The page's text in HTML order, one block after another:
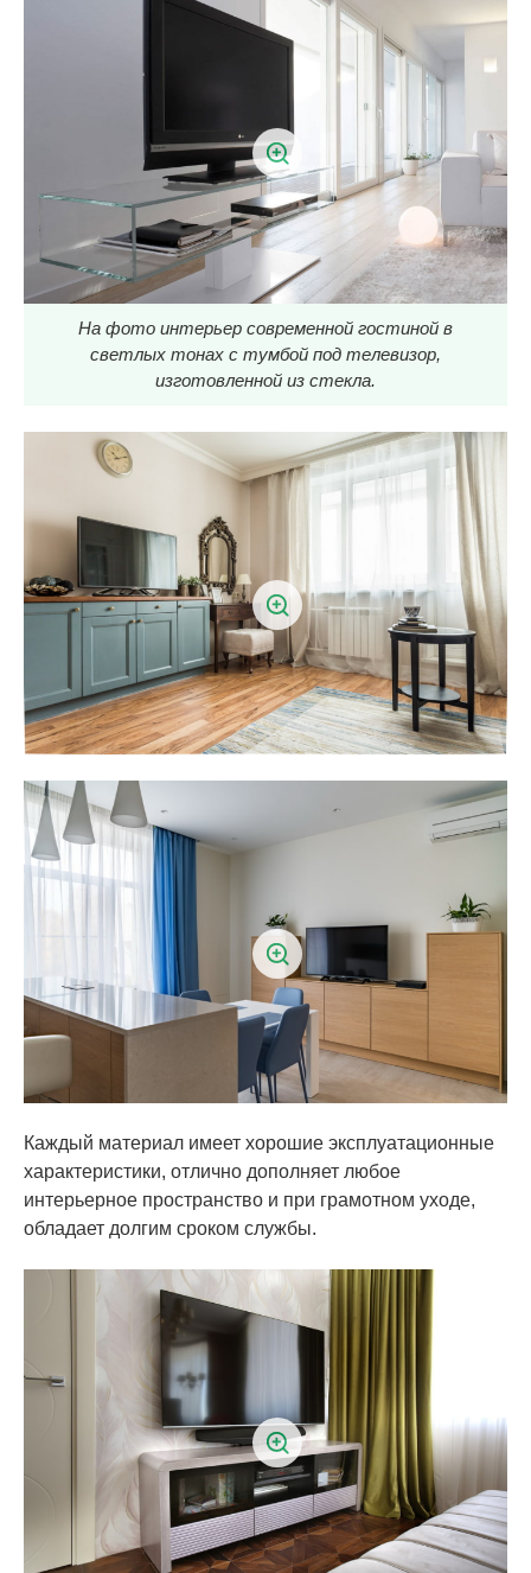
На фото интерьер современной гостиной в
светлых тонах с тумбой под телевизор,
изготовленной из стекла.
Каждый материал имеет хорошие эксплуатационные
характеристики, отлично дополняет любое
интерьерное пространство и при грамотном уходе,
обладает долгим сроком службы.